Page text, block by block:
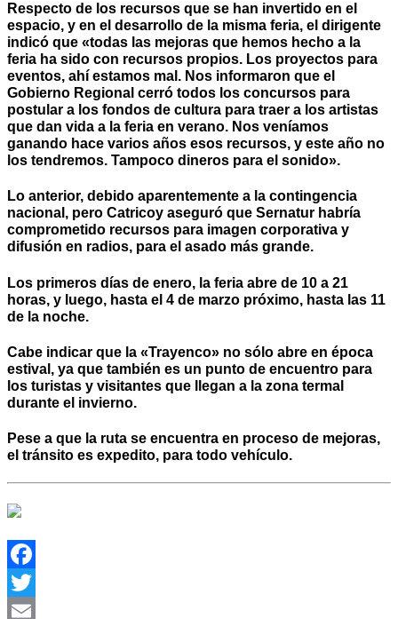
Respecto de los recursos que se han invertido en el
espacio, y en el desarrollo de la misma feria, el dirigente
indicó que «todas las mejoras que hemos hecho a la
feria ha sido con recursos propios. Los proyectos para
eventos, ahí estamos mal. Nos informaron que el
Gobierno Regional cerró todos los concursos para
postular a los fondos de cultura para traer a los artistas
que dan vida a la feria en verano. Nos veníamos
ganando hace varios años esos recursos, y este año no
los tendremos. Tampoco dineros para el sonido».
Lo anterior, debido aparentemente a la contingencia
nacional, pero Catricoy aseguró que Sernatur habría
comprometido recursos para imagen corporativa y
difusión en radios, para el asado más grande.
Los primeros días de enero, la feria abre de 10 a 21
horas, y luego, hasta el 4 de marzo próximo, hasta las 11
de la noche.
Cabe indicar que la «Trayenco» no sólo abre en época
estival, ya que también es un punto de encuentro para
los turistas y visitantes que llegan a la zona termal
durante el invierno.
Pese a que la ruta se encuentra en proceso de mejoras,
el tránsito es expedito, para todo vehículo.
Facebook
Twitter